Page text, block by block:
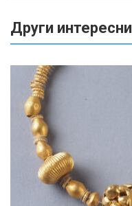
Други интересни